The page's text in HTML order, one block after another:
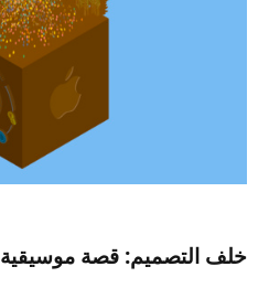
خلف التصميم: قصة موسيقية